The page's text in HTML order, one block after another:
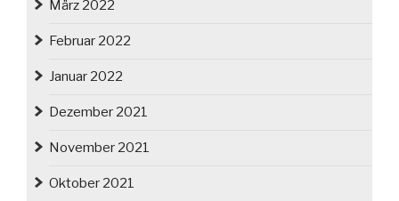
März 2022
Februar 2022
Januar 2022
Dezember 2021
November 2021
Oktober 2021